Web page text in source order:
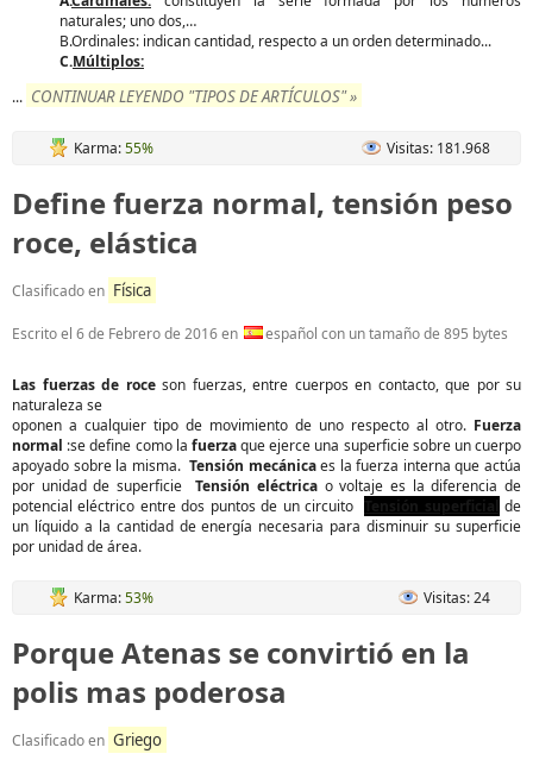
naturales; uno dos,…
B.Ordinales: indican cantidad, respecto a un orden determinado...
C.Múltiplos:
... CONTINUAR LEYENDO "TIPOS DE ARTÍCULOS" »
Karma:55% Visitas: 181.968
Define fuerza normal, tensión peso
roce, elástica
Clasificado en Física
Escrito el 6 de Febrero de 2016en español con un tamaño de 895 bytes
Las fuerzas de roceson fuerzas, entre cuerpos en contacto, que por su
naturaleza se
oponen a cualquier tipo de movimiento de uno respecto al otro. Fuerza
normal :se define como la fuerzaque ejerce una superficie sobre un cuerpo
apoyado sobre la misma. Tensión mecánicaes la fuerza interna que actúa
por unidad de superficieTensión eléctrica o voltaje es la diferencia de
potencial eléctrico entre dos puntos de un circuito
de
un líquido a la cantidad de energía necesaria para disminuir su superficie
por unidad de área.
Karma:53% Visitas: 24
Porque Atenas se convirtió en la
polis mas poderosa
Clasificado en Griego